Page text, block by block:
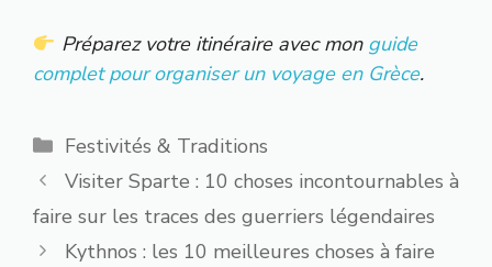
Préparez votre itinéraire avec mon guide
complet pour organiser un voyage en Grèce.
Catégories
Festivités & Traditions
Visiter Sparte : 10 choses incontournables à
faire sur les traces des guerriers légendaires
Kythnos : les 10 meilleures choses à faire